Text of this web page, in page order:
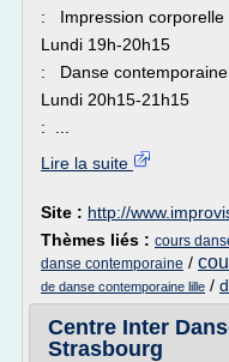
: Impression corporelle
Lundi 19h-20h15
: Danse
Lundi 20h15-21h15
: ...
Lire la suite
Site : http://
Thèmes liés : cours
danse contemporaine /
de danse contemporaine lille /
Centre Inter
Strasbourg